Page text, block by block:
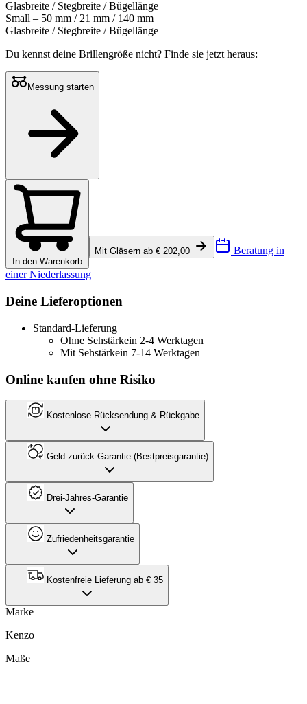
Glasbreite / Stegbreite / Bügellänge
Small – 50 mm / 21 mm / 140 mm
Glasbreite / Stegbreite / Bügellänge
Du kennst deine Brillengröße nicht? Finde sie jetzt heraus:
Messung starten
In den Warenkorb
Mit Gläsern ab € 202,00 Beratung in
einer Niederlassung
Deine Lieferoptionen
Standard-Lieferung
Ohne Sehstärkein 2-4 Werktagen
Mit Sehstärkein 7-14 Werktagen
Online kaufen ohne Risiko
Kostenlose Rücksendung & Rückgabe
Geld-zurück-Garantie (Bestpreisgarantie)
Drei-Jahres-Garantie
Zufriedenheitsgarantie
Kostenfreie Lieferung ab € 35
Marke
Kenzo
Maße